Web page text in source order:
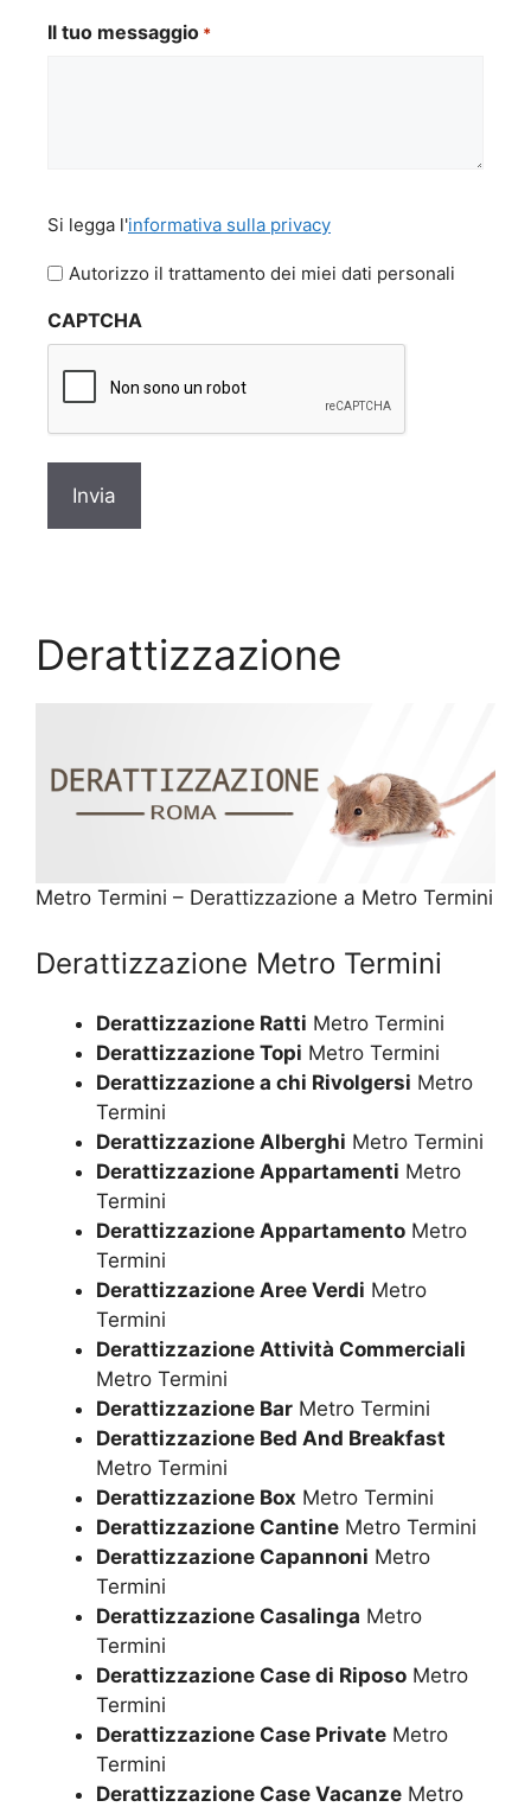
Il tuo messaggio *
legga
l'informativa
privacy
Si legga l'informativa sulla privacy
Autorizzo il trattamento dei miei dati personali
CAPTCHA
Derattizzazione
Metro Termini – Derattizzazione a Metro Termini
Derattizzazione Metro Termini
Derattizzazione Ratti Metro Termini
Derattizzazione Topi Metro Termini
Derattizzazione a chi Rivolgersi Metro
Termini
Derattizzazione Alberghi Metro Termini
Derattizzazione Appartamenti Metro
Termini
Derattizzazione Appartamento Metro
Termini
Derattizzazione Aree Verdi Metro
Termini
Derattizzazione Attività Commerciali
Metro Termini
Derattizzazione Bar Metro Termini
Derattizzazione Bed And Breakfast
Metro Termini
Derattizzazione Box Metro Termini
Derattizzazione Cantine Metro Termini
Derattizzazione Capannoni Metro
Termini
Derattizzazione Casalinga Metro
Termini
Derattizzazione Case di Riposo Metro
Termini
Derattizzazione Case Private Metro
Termini
Derattizzazione Case Vacanze Metro